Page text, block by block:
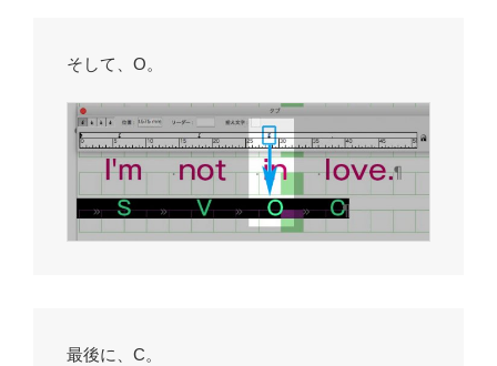
そして、O。
最後に、C。